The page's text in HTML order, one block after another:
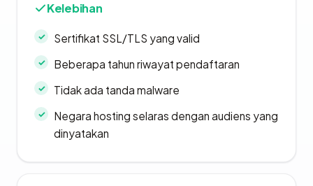
Kelebihan
Sertifikat SSL/TLS yang valid
Beberapa tahun riwayat pendaftaran
Tidak ada tanda malware
Negara hosting selaras dengan audiens yang
dinyatakan